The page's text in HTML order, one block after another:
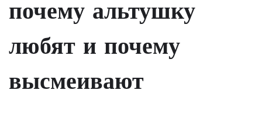
почему альтушку
любят и почему
высмеивают